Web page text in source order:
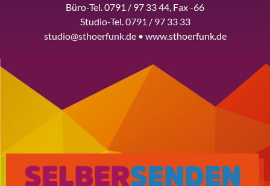
Büro-Tel. 0791 / 97 33 44, Fax -66
Studio-Tel. 0791 / 97 33 33
studio@sthoerfunk.de • www.sthoerfunk.de